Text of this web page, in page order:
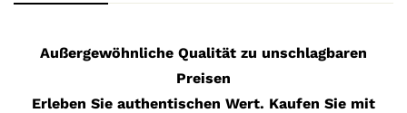
Außergewöhnliche Qualität zu unschlagbaren
Preisen
Erleben Sie authentischen Wert. Kaufen Sie mit